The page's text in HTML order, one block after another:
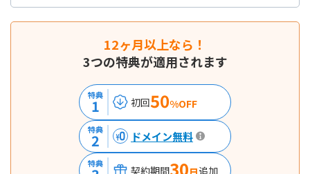
12ヶ月以上なら！
3つの特典が適用されます
特典
1 初回50%OFF
特典
2 ドメイン無料
特典
契約期間30 追加